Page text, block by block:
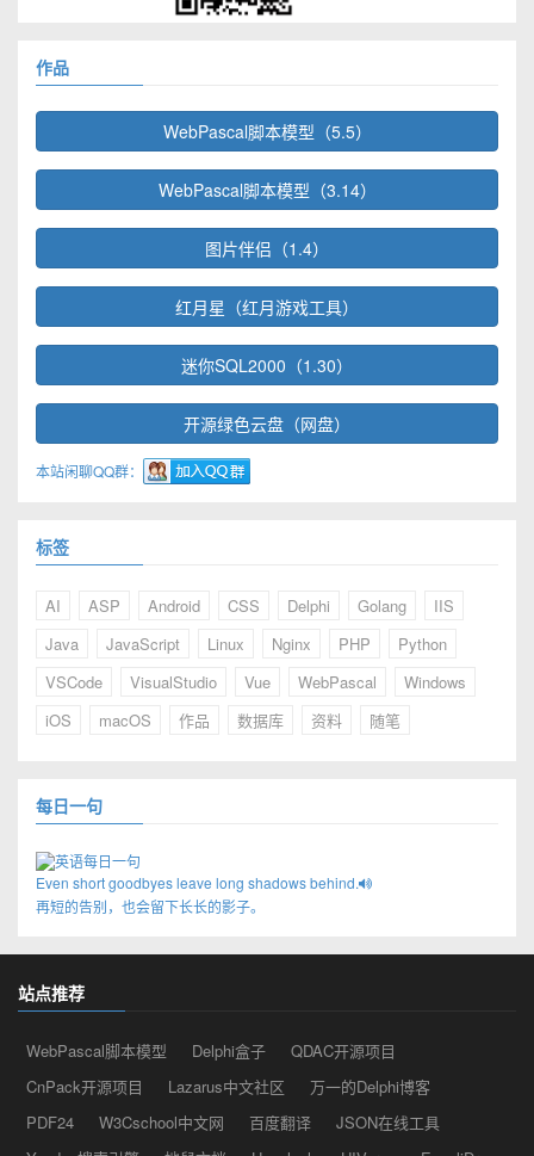
作品
WebPascal脚本模型（5.5）
WebPascal脚本模型（3.14）
图片伴侣（1.4）
红月星（红月游戏工具）
迷你SQL2000（1.30）
开源绿色云盘（网盘）
本站闲聊QQ群：
标签
AI ASP Android CSS Delphi Golang
IIS
Java
JavaScript Linux Nginx PHP
Python
VSCode
VisualStudio Vue WebPascal
Windows
iOS
macOS 作品 数据库 资料 随笔
每日一句
Even short goodbyes leave long shadows behind.
再短的告别，也会留下长长的影子。
站点推荐
WebPascal脚本模型 Delphi盒子
QDAC开源项目
CnPack开源项目
Lazarus中文社区
万一的Delphi博客
PDF24
W3Cschool中文网 百度翻译
JSON在线工具